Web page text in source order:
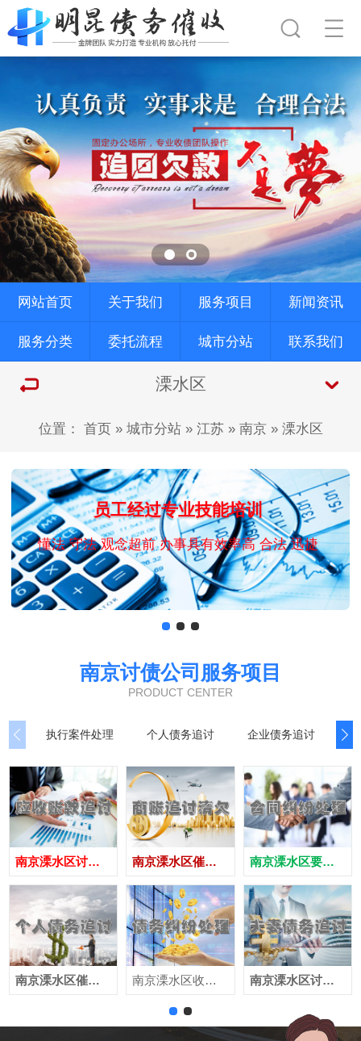
网站首页 关于我们 服务项目 新闻资讯
服务分类 委托流程 城市分站 联系我们
溧水区
位置： 首页» 城市分站» 江苏» 南京 » 溧水区
员工经过专业技能培训
懂法 守法 观念超前 办事具有效率高 合法 迅捷
南京讨债公司服务项目
PRODUCT CENTER
执行案件处理 个人债务追讨 企业债务追讨
南京溧水区讨债公司
南京溧水区催收公司
南京溧水区催债公司
南京溧水区收账公司
南京溧水区要账公司
南京溧水区讨账公司